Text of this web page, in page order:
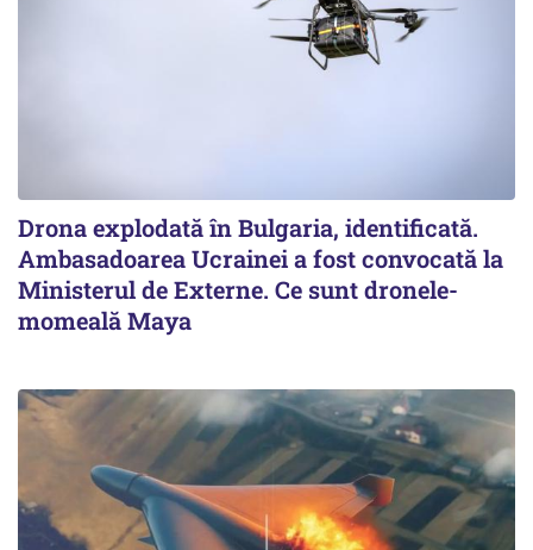
Drona explodată în Bulgaria, identificată.
Ambasadoarea Ucrainei a fost convocată la
Ministerul de Externe. Ce sunt dronele-
momeală Maya